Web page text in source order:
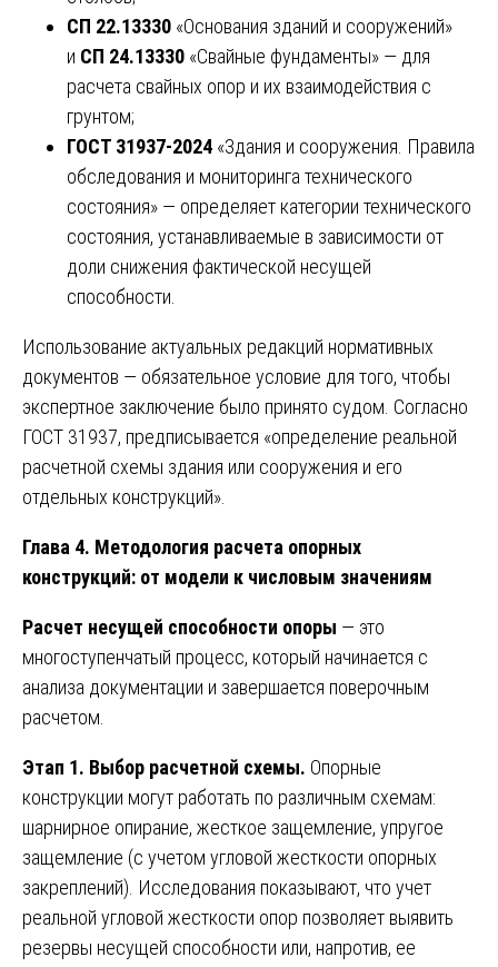
СП 22.13330 «Основания зданий и сооружений»
и СП 24.13330 «Свайные фундаменты» — для
расчета свайных опор и их взаимодействия с
грунтом;
ГОСТ 31937-2024 «Здания и сооружения. Правила
обследования и мониторинга технического
состояния» — определяет категории технического
состояния, устанавливаемые в зависимости от
доли снижения фактической несущей
способности.
Использование актуальных редакций нормативных
документов — обязательное условие для того, чтобы
экспертное заключение было принято судом. Согласно
ГОСТ 31937, предписывается «определение реальной
расчетной схемы здания или сооружения и его
отдельных конструкций».
Глава 4. Методология расчета опорных
конструкций: от модели к числовым значениям
Расчет несущей способности опоры — это
многоступенчатый процесс, который начинается с
анализа документации и завершается поверочным
расчетом.
Этап 1. Выбор расчетной схемы. Опорные
конструкции могут работать по различным схемам:
шарнирное опирание, жесткое защемление, упругое
защемление (с учетом угловой жесткости опорных
закреплений). Исследования показывают, что учет
реальной угловой жесткости опор позволяет выявить
резервы несущей способности или, напротив, ее